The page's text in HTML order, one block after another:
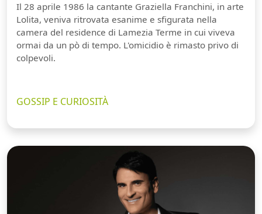
Il 28 aprile 1986 la cantante Graziella Franchini, in arte
Lolita, veniva ritrovata esanime e sfigurata nella
camera del residence di Lamezia Terme in cui viveva
ormai da un pò di tempo. L'omicidio è rimasto privo di
colpevoli.
GOSSIP E CURIOSITÀ